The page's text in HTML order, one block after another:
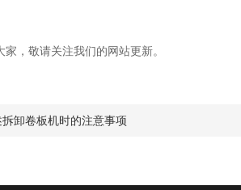
，敬请关注我们的网站更新。
卸卷板机时的注意事项